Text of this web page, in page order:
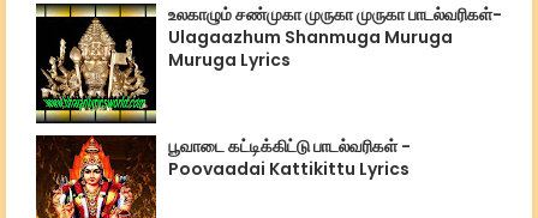
உலகாழும் சண்முகா முருகா முருகா பாடல்வரிகள்-
Ulagaazhum Shanmuga Muruga
Muruga Lyrics
பூவாடை கட்டிக்கிட்டு பாடல்வரிகள் -
Poovaadai Kattikittu Lyrics